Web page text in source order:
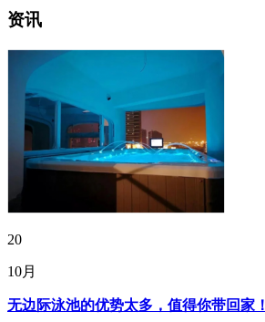
资讯
20
10月
无边际泳池的优势太多，值得你带回家！